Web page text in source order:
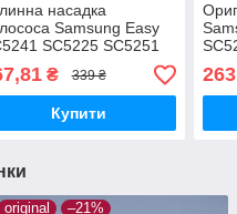
насадка
Samsung Easy
SC5225 SC5251
SC5255 SC5280
₴ 339 ₴
Купити
original –21%